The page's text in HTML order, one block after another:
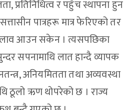
प्रतिनिधित्व र पहुँच स्थापना हुन
पात्रहरू मात्र फेरिएको तर
आउन सकेन । त्यसपछिका
सपनामाथि लात हान्दै व्यापक
अनियमितता तथा अव्यवस्था
ठूलो ऋण थोपरेको छ । राज्य